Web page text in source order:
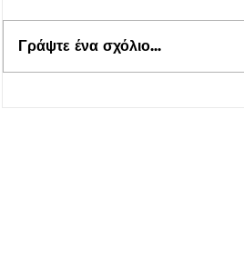
Γράψτε ένα σχόλιο...